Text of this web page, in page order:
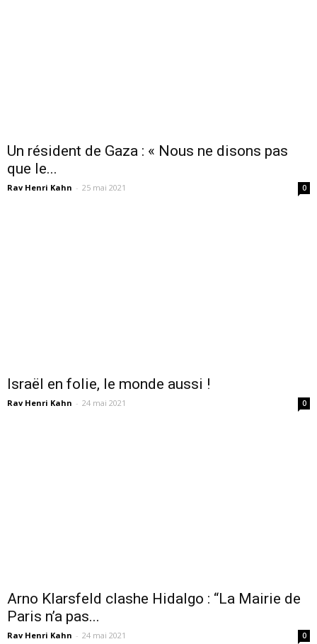
Un résident de Gaza : « Nous ne disons pas
que le...
Rav Henri Kahn - 25 mai 2021 0
Israël en folie, le monde aussi !
Rav Henri Kahn - 24 mai 2021 0
Arno Klarsfeld clashe Hidalgo : “La Mairie de
Paris n’a pas...
Rav Henri Kahn - 24 mai 2021 0